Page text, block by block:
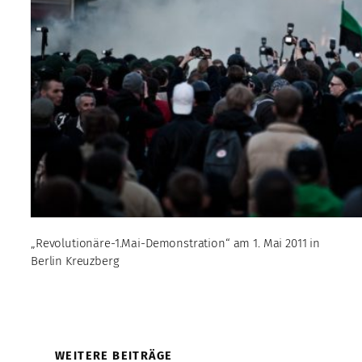
„Revolutionäre-1.Mai-Demonstration“ am 1. Mai 2011 in
Berlin Kreuzberg
WEITERE BEITRÄGE